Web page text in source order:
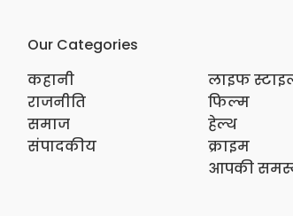
Our Categories
कहानी
राजनीति
समाज
संपादकीय
लाइफ
फिल्म
हेल्थ
क्राइम
आपकी